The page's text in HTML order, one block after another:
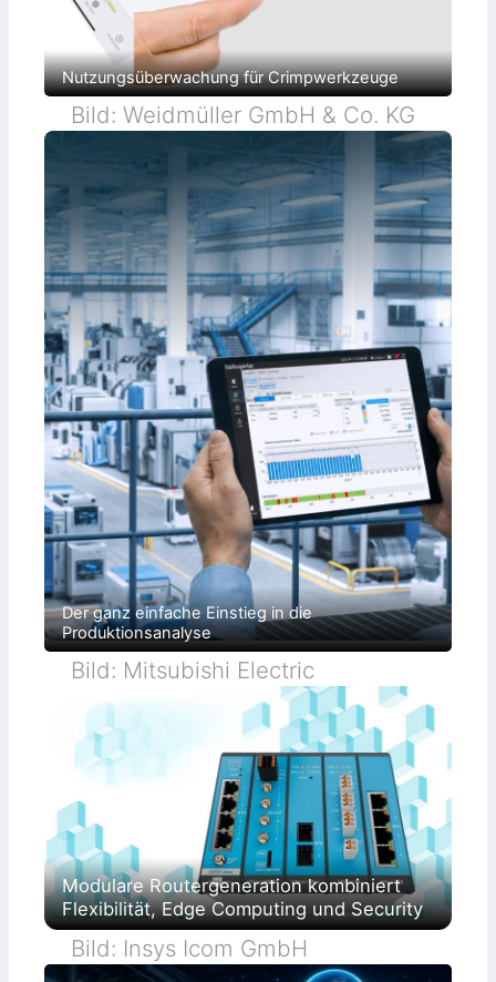
Nutzungsüberwachung für Crimpwerkzeuge
Bild: Weidmüller GmbH & Co. KG
Der ganz einfache Einstieg in die
Produktionsanalyse
Bild: Mitsubishi Electric
Modulare Routergeneration kombiniert
Flexibilität, Edge Computing und Security
Bild: Insys Icom GmbH